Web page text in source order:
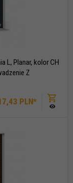
43 PLN*
L, Planar, kolor CH
Z